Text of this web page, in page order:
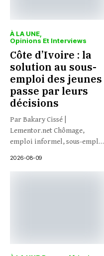
À LA UNE
Opinions Et Interviews
Côte d’Ivoire : la
solution au sous-
emploi des jeunes
passe par leurs
décisions
Par Bakary Cissé |
Lementor.net Chômage,
emploi informel, sous-emploi
2026-08-09